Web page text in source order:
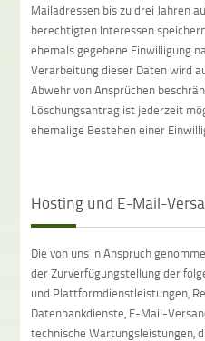
Mailadressen bis zu drei Jahren
berechtigten Interessen
ehemals gegebene Einwilligung
Verarbeitung dieser Daten wird
Abwehr von Ansprüchen
Löschungsantrag ist jederzeit
ehemalige Bestehen einer
Hosting und E-Mail-
Die von uns in Anspruch
der Zurverfügungstellung der
und Plattformdienstleistungen,
Datenbankdienste, E-Mail-
technische Wartungsleistungen,